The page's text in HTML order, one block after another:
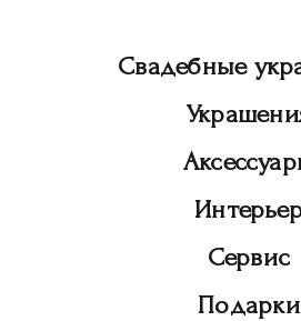
Свадебные
Сервис
Подарки